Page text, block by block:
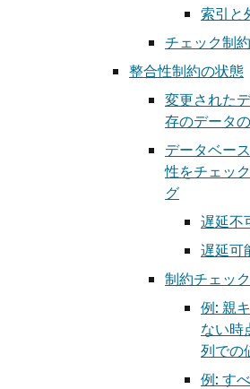
索引と
チェック制約
整合性制約の状態
変更された
存のデータ
データベー
性をチェッ
グ
遅延不
遅延可
制約チェッ
例: 親
ない時
列での
例: す